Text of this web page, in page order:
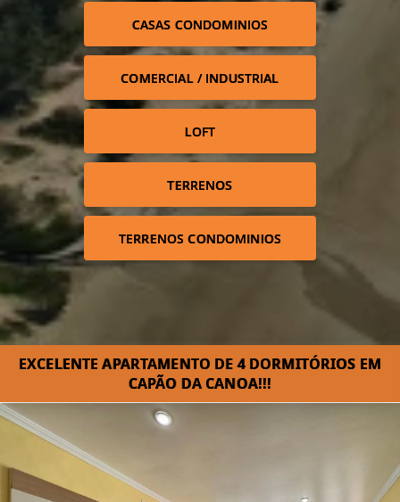
CASAS CONDOMINIOS
COMERCIAL / INDUSTRIAL
LOFT
TERRENOS
TERRENOS CONDOMINIOS
EXCELENTE APARTAMENTO DE 4 DORMITÓRIOS EM
CAPÃO DA CANOA!!!